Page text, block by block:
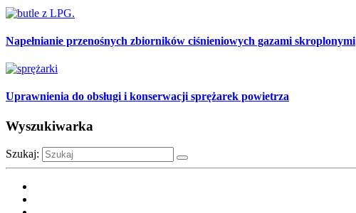
Napełnianie przenośnych zbiorników ciśnieniowych gazami skroplonymi
Uprawnienia do obsługi i konserwacji sprężarek powietrza
Wyszukiwarka
Szukaj: